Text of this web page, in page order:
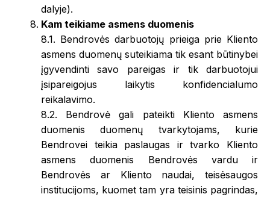
dalyje).
Kam teikiame asmens duomenis
8.1. Bendrovės darbuotojų prieiga prie Kliento
asmens duomenų suteikiama tik esant būtinybei
įgyvendinti savo pareigas ir tik darbuotojui
įsipareigojus laikytis konfidencialumo
reikalavimo.
8.2. Bendrovė gali pateikti Kliento asmens
duomenis duomenų tvarkytojams, kurie
Bendrovei teikia paslaugas ir tvarko Kliento
asmens duomenis Bendrovės vardu ir
Bendrovės ar Kliento naudai, teisėsaugos
institucijoms, kuomet tam yra teisinis pagrindas,